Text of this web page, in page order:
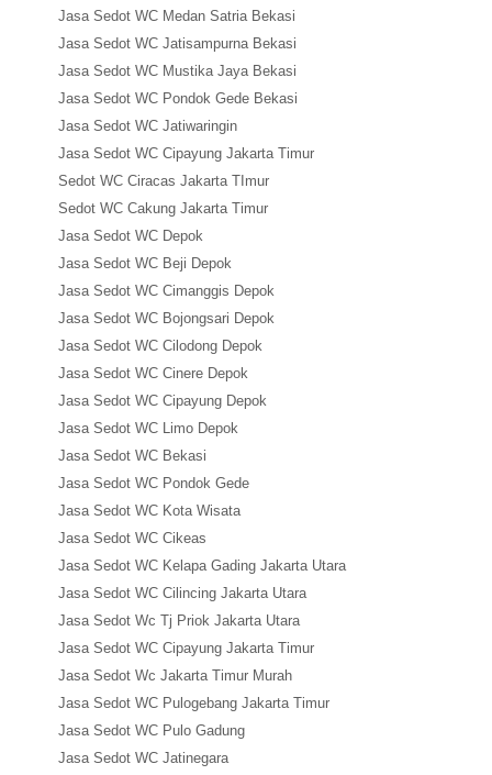
Jasa Sedot WC Medan Satria Bekasi
Jasa Sedot WC Jatisampurna Bekasi
Jasa Sedot WC Mustika Jaya Bekasi
Jasa Sedot WC Pondok Gede Bekasi
Jasa Sedot WC Jatiwaringin
Jasa Sedot WC Cipayung Jakarta Timur
Sedot WC Ciracas Jakarta TImur
Sedot WC Cakung Jakarta Timur
Jasa Sedot WC Depok
Jasa Sedot WC Beji Depok
Jasa Sedot WC Cimanggis Depok
Jasa Sedot WC Bojongsari Depok
Jasa Sedot WC Cilodong Depok
Jasa Sedot WC Cinere Depok
Jasa Sedot WC Cipayung Depok
Jasa Sedot WC Limo Depok
Jasa Sedot WC Bekasi
Jasa Sedot WC Pondok Gede
Jasa Sedot WC Kota Wisata
Jasa Sedot WC Cikeas
Jasa Sedot WC Kelapa Gading Jakarta Utara
Jasa Sedot WC Cilincing Jakarta Utara
Jasa Sedot Wc Tj Priok Jakarta Utara
Jasa Sedot WC Cipayung Jakarta Timur
Jasa Sedot Wc Jakarta Timur Murah
Jasa Sedot WC Pulogebang Jakarta Timur
Jasa Sedot WC Pulo Gadung
Jasa Sedot WC Jatinegara